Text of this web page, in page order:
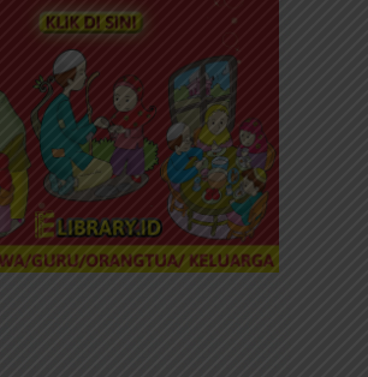
Aktivitas Edukatif Menarik
Hari Ini Berakhir Dalam
17:18:14
Kuota Download Promo
Terbatas!